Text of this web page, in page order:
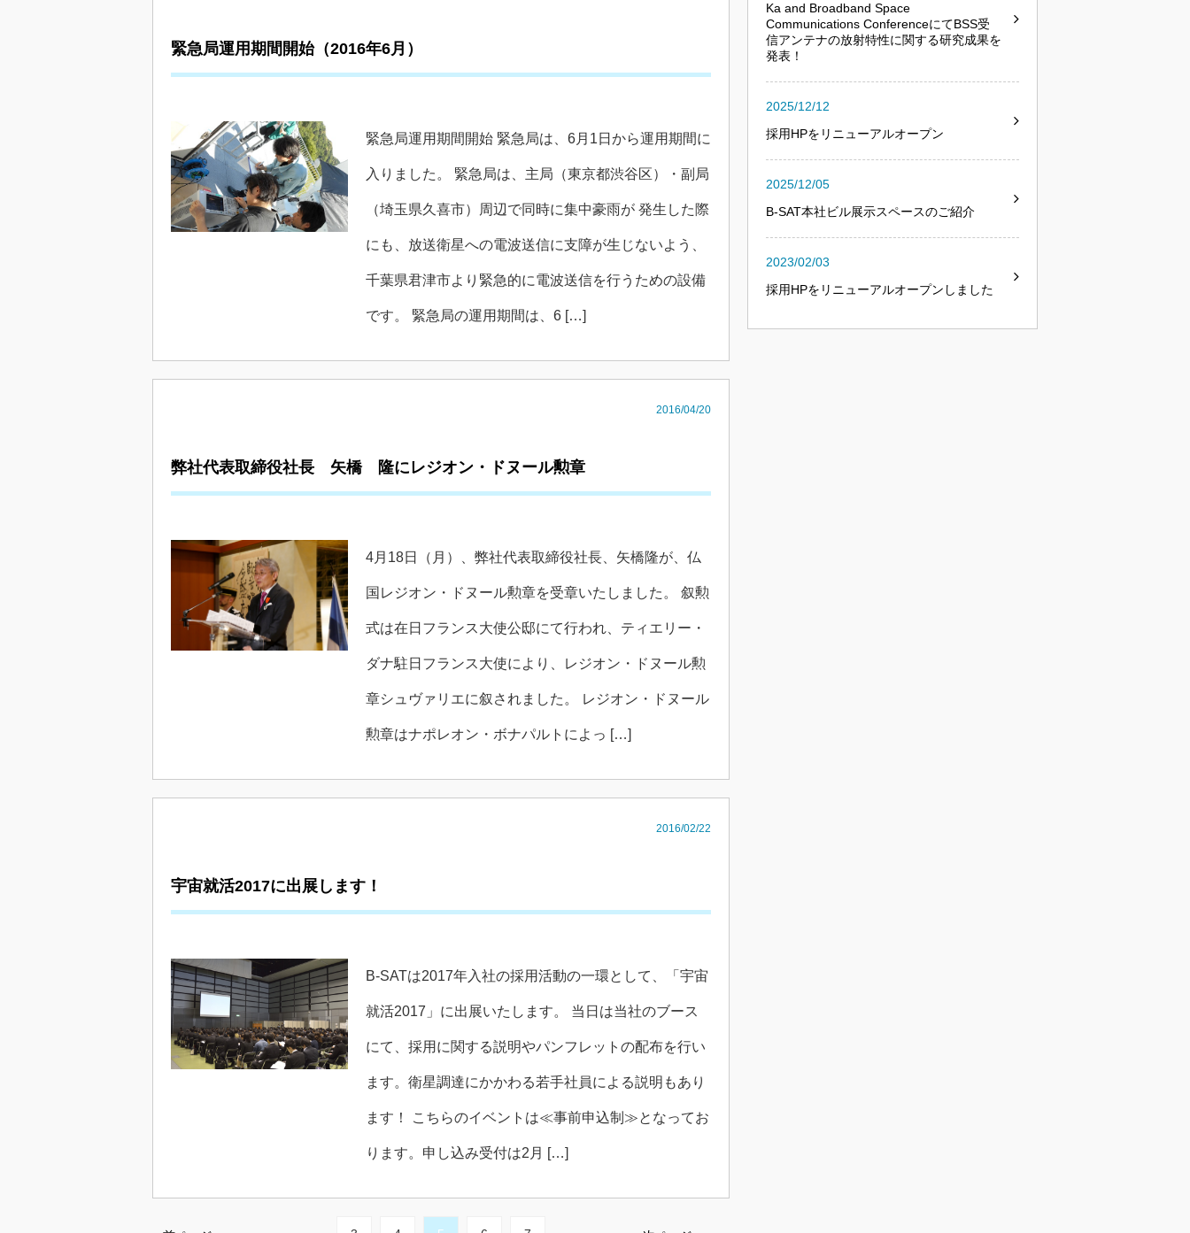
緊急局運用期間開始（2016年6月）
緊急局運用期間開始 緊急局は、6月1日から運用期間に
入りました。 緊急局は、主局（東京都渋谷区）・副局
（埼玉県久喜市）周辺で同時に集中豪雨が 発生した際
にも、放送衛星への電波送信に支障が生じないよう、
千葉県君津市より緊急的に電波送信を行うための設備
です。 緊急局の運用期間は、6 […]
2016/04/20
弊社代表取締役社長 矢橋 隆にレジオン・ドヌール勲章
4月18日（月）、弊社代表取締役社長、矢橋隆が、仏
国レジオン・ドヌール勲章を受章いたしました。 叙勲
式は在日フランス大使公邸にて行われ、ティエリー・
ダナ駐日フランス大使により、レジオン・ドヌール勲
章シュヴァリエに叙されました。 レジオン・ドヌール
勲章はナポレオン・ボナパルトによっ […]
2016/02/22
宇宙就活2017に出展します！
B-SATは2017年入社の採用活動の一環として、「宇宙
就活2017」に出展いたします。 当日は当社のブース
にて、採用に関する説明やパンフレットの配布を行い
ます。衛星調達にかかわる若手社員による説明もあり
ます！ こちらのイベントは≪事前申込制≫となってお
ります。申し込み受付は2月 […]
Ka and Broadband Space
Communications ConferenceにてBSS受
信アンテナの放射特性に関する研究成果を
発表！
2025/12/12
採用HPをリニューアルオープン
2025/12/05
B-SAT本社ビル展示スペースのご紹介
2023/02/03
採用HPをリニューアルオープンしました